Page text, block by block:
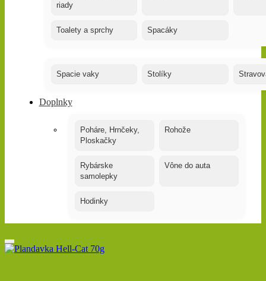
riady
Toalety a sprchy Spacáky
Spacie vaky Stolíky
Doplnky
Poháre, Hrnčeky,
Ploskačky
Rohože
Rybárske
samolepky
Vône do auta
Hodinky